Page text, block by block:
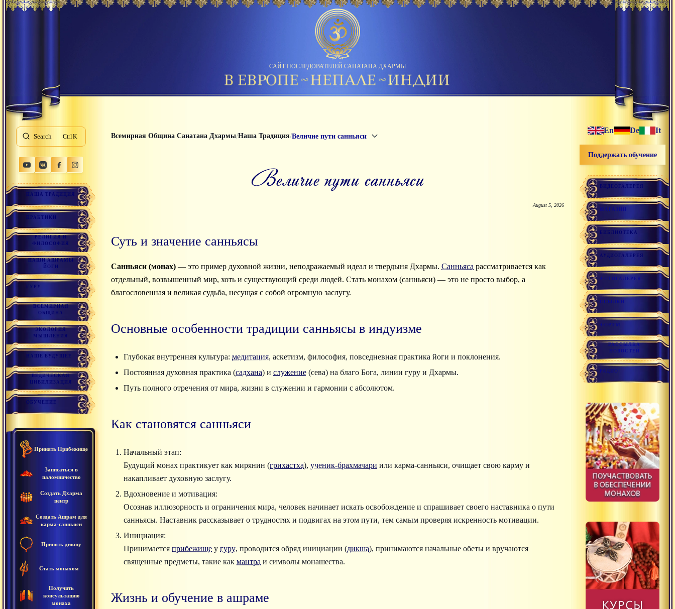
САЙТ ПОСЛЕДОВАТЕЛЕЙ САНАТАНА ДХАРМЫ
Search K
НАША ТРАДИЦИЯ
ПРАКТИКИ
РЕЛИГИЯ И
ФИЛОСОФИЯ
НАШИ АШРАМЫ
ЙОГИ
ГУРУ
ВСЕМИРНАЯ
ОБЩИНА
ЭКОЛОГИЯ
МЫШЛЕНИЯ
НАШЕ БУДУЩЕЕ
ВЕДИЧЕСКАЯ
ЦИВИЛИЗАЦИЯ
ОБУЧЕНИЕ
Принять Прибежище
Записаться в
паломничество
Создать Дхарма
центр
Создать Ашрам для
карма-санньяси
Принять дикшу
Стать монахом
Получить
консультацию
монаха
Всемирная Община Санатана Дхармы/Наша Традиция/Величие пути санньяси
Величие пути санньяси
August 5, 2026
Суть и значение санньясы
Санньяси (монах) — это пример духовной жизни, неподражаемый идеал и твердыня Дхармы. Санньяса рассматривается как
отдельный, возвышенный мир, хоть и существующий среди людей. Стать монахом (санньяси) — это не просто выбор, а
благословенная и великая судьба, несущая с собой огромную заслугу.
Основные особенности традиции санньясы в индуизме
Глубокая внутренняя культура: медитация, аскетизм, философия, повседневная практика йоги и поклонения.
Постоянная духовная практика (садхана) и служение (сева) на благо Бога, линии гуру и Дхармы.
Путь полного отречения от мира, жизни в служении и гармонии с абсолютом.
Как становятся санньяси
Начальный этап:
Будущий монах практикует как мирянин (грихастха), ученик-брахмачари или карма-санньяси, очищает свою карму и
накапливает духовную заслугу.
Вдохновение и мотивация:
Осознав иллюзорность и ограничения мира, человек начинает искать освобождение и спрашивает своего наставника о пути
санньясы. Наставник рассказывает о трудностях и подвигах на этом пути, тем самым проверяя искренность мотивации.
Инициация:
Принимается прибежище у гуру, проводится обряд инициации (дикша), принимаются начальные обеты и вручаются
священные предметы, такие как мантра и символы монашества.
Жизнь и обучение в ашраме
En De It
Поддержать обучение
ВИДЕОГАЛЕРЕЯ
МАГАЗИН
БИБЛИОТЕКА
АУДИОГАЛЕРЕЯ
ФОТОГАЛЕРЕЯ
ССЫЛКИ
ФОРУМ
РАССЫЛКА
НОВОСТЕЙ
РАДИО